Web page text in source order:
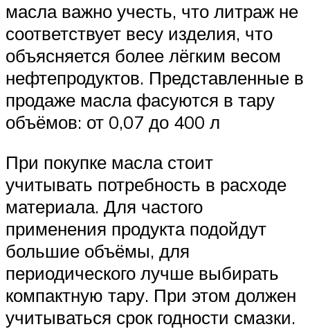
масла важно учесть, что литраж не
соответствует весу изделия, что
объясняется более лёгким весом
нефтепродуктов. Представленные в
продаже масла фасуются в тару
объёмов: от 0,07 до 400 л
При покупке масла стоит
учитывать потребность в расходе
материала. Для частого
применения продукта подойдут
большие объёмы, для
периодического лучше выбирать
компактную тару. При этом должен
учитываться срок годности смазки.